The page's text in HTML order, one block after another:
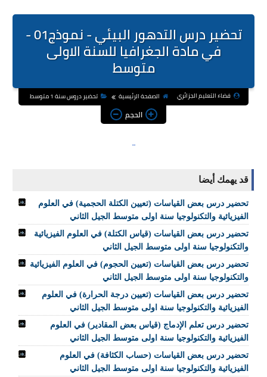
تحضير درس التدهور البيئي - نموذج01 -
في مادة الجغرافيا للسنة الاولى
متوسط
فضاء التعليم الجزائري الصفحة الرئيسية تحضير دروس سنة 1 متوسط
الحجم
قد يهمك أيضا
تحضير درس بعض القياسات (تعيين الكتلة الحجمية) في العلوم
الفيزيائية والتكنولوجيا سنة اولى متوسط الجيل الثاني
تحضير درس بعض القياسات (قياس الكتلة) في العلوم الفيزيائية
والتكنولوجيا سنة اولى متوسط الجيل الثاني
تحضير درس بعض القياسات (تعيين الحجوم) في العلوم الفيزيائية
والتكنولوجيا سنة اولى متوسط الجيل الثاني
تحضير درس بعض القياسات (تعيين درجة الحرارة) في العلوم
الفيزيائية والتكنولوجيا سنة اولى متوسط الجيل الثاني
تحضير درس تعلم الإدماج (قياس بعض المقادير) في العلوم
الفيزيائية والتكنولوجيا سنة اولى متوسط الجيل الثاني
تحضير درس بعض القياسات (حساب الكثافة) في العلوم
الفيزيائية والتكنولوجيا سنة اولى متوسط الجيل الثاني